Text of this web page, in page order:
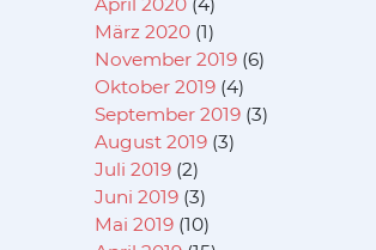
März 2020 (1)
November 2019 (6)
Oktober 2019 (4)
September 2019 (3)
August 2019 (3)
Juli 2019 (2)
Juni 2019 (3)
Mai 2019 (10)